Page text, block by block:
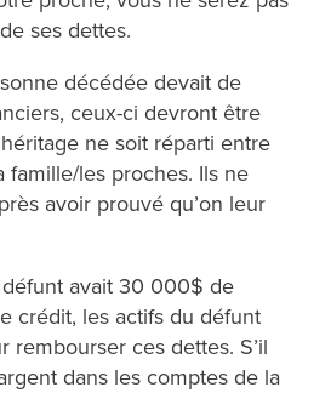
ses dettes.
décédée devait de
ceux-ci devront être
ne soit réparti entre
famille/les proches. Ils ne
avoir prouvé qu’on leur
défunt avait 30 000$ de
crédit, les actifs du défunt
rembourser ces dettes. S’il
dans les comptes de la